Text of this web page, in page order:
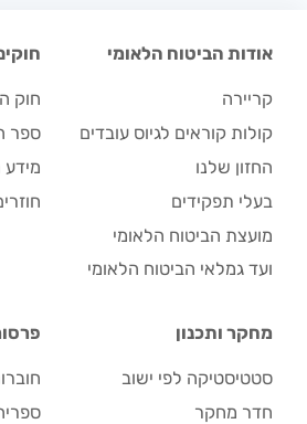
אודות הביטוח הלאומי
קריירה
קולות קוראים לגיוס עובדים
החזון שלנו
בעלי תפקידים
מועצת הביטוח הלאומי
ועד גמלאי הביטוח הלאומי
חוקים
חוק
ספר
מידע
מחקר ותכנון
סטטיסטיקה לפי ישוב
חדר מחקר
ספריה